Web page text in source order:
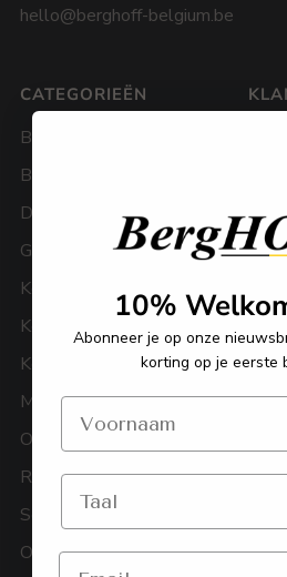
hello@berghoff-belgium.be
CATEGORIEËN
Bestek
BBQ
Downdraftkookpotten
Geschenksets
Keukenaccessoires
Koffie en thee
Kookpotten & pannen
Messen
Ovengerei
Recycled
Servies
On the go | Reuse
FAQ
10%
Abonneer je op onze
korting op je eerste